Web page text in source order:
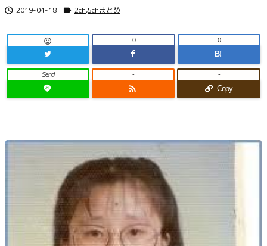
 2019-04-18  2ch,5chまとめ
 0
B!
0
Send

-
Copy
-